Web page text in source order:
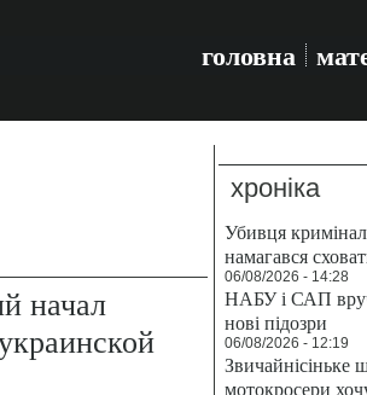
головна
начал
хроніка
Убивця
намагався
06/08/2026 - 14:28
НАБУ і САП
нові підозри
06/08/2026 - 12:19
Звичайнісіньке
мотокросери